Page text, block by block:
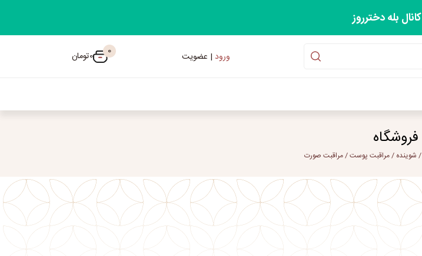
کانال بله دخترروز
ورود | عضویت 0
0تومان
فروشگاه
/ شوینده /مراقبت پوست/مراقبت صورت